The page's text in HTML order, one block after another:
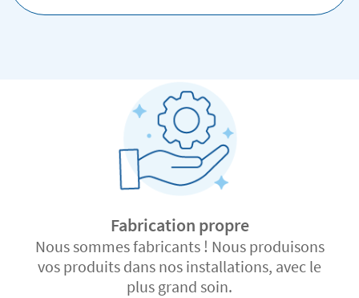
Fabrication propre
Nous sommes fabricants ! Nous produisons
vos produits dans nos installations, avec le
plus grand soin.